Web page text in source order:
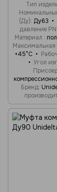
Тип
(Ду) Ду63
давление
Материал
Максимальная
+45°C
Угол
Бренд